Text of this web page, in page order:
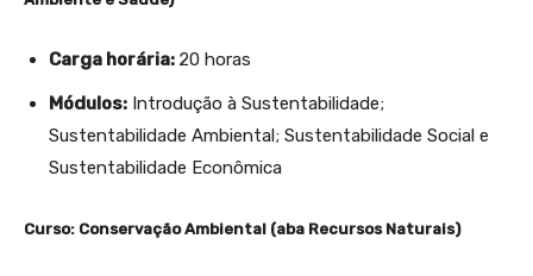
Carga horária: 20 horas
Módulos: Introdução à Sustentabilidade;
Sustentabilidade Ambiental; Sustentabilidade Social e
Sustentabilidade Econômica
Curso: Conservação Ambiental (aba Recursos Naturais)